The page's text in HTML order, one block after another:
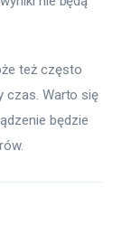
też często
czas. Warto się
będzie